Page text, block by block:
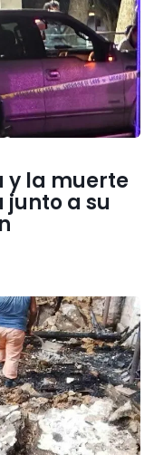
y la muerte
a su